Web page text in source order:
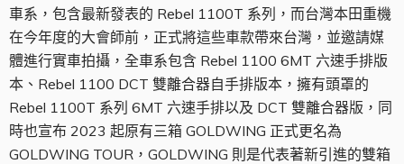
車系，包含最新發表的 Rebel 1100T 系列，而台灣本田重機
在今年度的大會師前，正式將這些車款帶來台灣，並邀請媒
體進行實車拍攝，全車系包含 Rebel 1100 6MT 六速手排版
本、Rebel 1100 DCT 雙離合器自手排版本，擁有頭罩的
Rebel 1100T 系列 6MT 六速手排以及 DCT 雙離合器版，同
時也宣布 2023 起原有三箱 GOLDWING 正式更名為
GOLDWING TOUR，GOLDWING 則是代表著新引進的雙箱